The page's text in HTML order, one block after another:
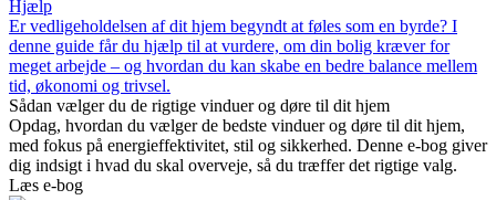
Hjælp
Er vedligeholdelsen af dit hjem begyndt at føles som en byrde? I
denne guide får du hjælp til at vurdere, om din bolig kræver for
meget arbejde – og hvordan du kan skabe en bedre balance mellem
tid, økonomi og trivsel.
Sådan vælger du de rigtige vinduer og døre til dit hjem
Opdag, hvordan du vælger de bedste vinduer og døre til dit hjem,
med fokus på energieffektivitet, stil og sikkerhed. Denne e-bog giver
dig indsigt i hvad du skal overveje, så du træffer det rigtige valg.
Læs e-bog